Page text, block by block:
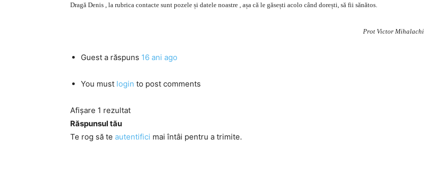
Dragă Denis , la rubrica contacte sunt pozele și datele noastre , așa că le găsești acolo când dorești, să fii sănătos.
Prot Victor Mihalachi
Guest a răspuns 16 ani ago
You must login to post comments
Afișare 1 rezultat
Răspunsul tău
Te rog să te autentifici mai întâi pentru a trimite.